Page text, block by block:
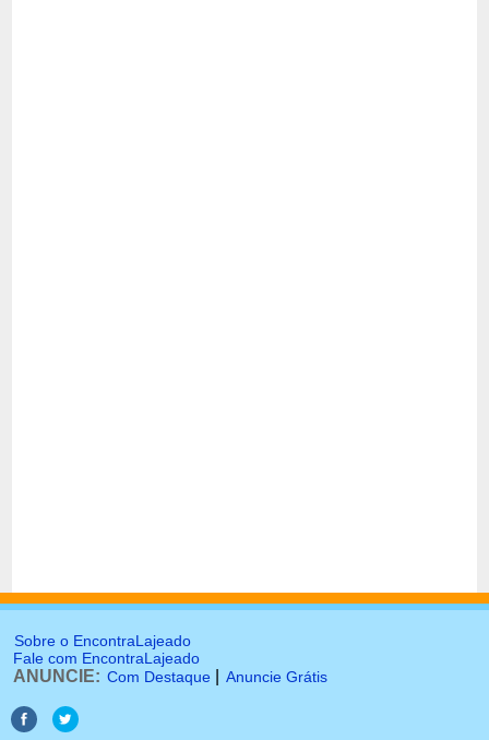
Sobre o EncontraLajeado
Fale com EncontraLajeado
ANUNCIE: Com Destaque Anuncie Grátis